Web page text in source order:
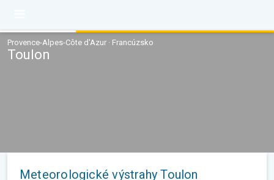
Provence-Alpes-Côte d'Azur · Francúzsko
Toulon
Meteorologické výstrahy Toulon